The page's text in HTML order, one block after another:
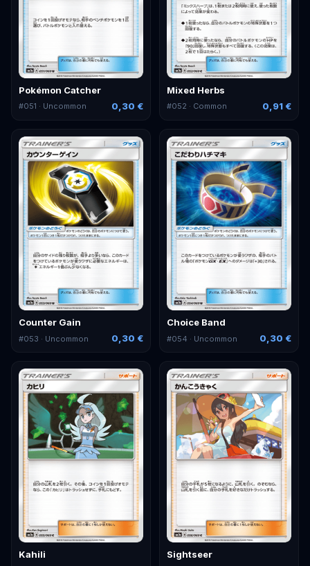
Pokémon Catcher
#051 · Uncommon 0,30 €
Mixed Herbs
#052 · Common 0,91 €
Counter Gain
#053 · Uncommon 0,30 €
Choice Band
#054 · Uncommon 0,30 €
Kahili Sightseer